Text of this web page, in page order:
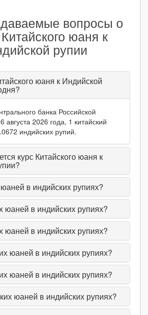
вопросы о
юаня к
рупии
юаня к Индийской
банка Российской
2026 года, 1 китайский
индийских рупий.
курс Китайского юаня к
юаней в индийских рупиях?
юаней в индийских рупиях?
юаней в индийских рупиях?
юаней в индийских рупиях?
юаней в индийских рупиях?
юаней в индийских рупиях?